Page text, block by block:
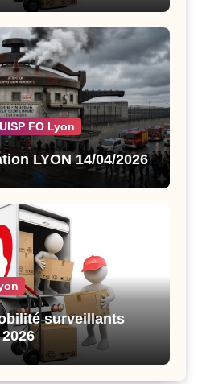
UISP FO Lyon
LYON 14/04/2026
surveillants